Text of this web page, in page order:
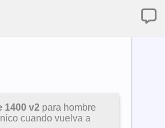
1400 v2 para hombre
cuando vuelva a